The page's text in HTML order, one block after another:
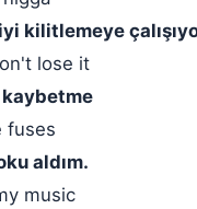
kilitlemeye
lose it
kaybetme
fuses
aldım.
music